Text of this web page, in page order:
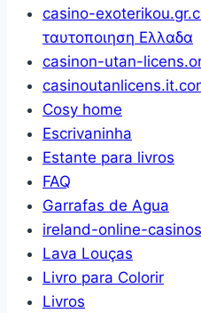
casino-
ταυτοποιηση Ελλαδα
casinon-utan-
Cosy home
Escrivaninha
Estante para livros
FAQ
Garrafas de Agua
ireland-online-
Lava Louças
Livro para Colorir
Livros